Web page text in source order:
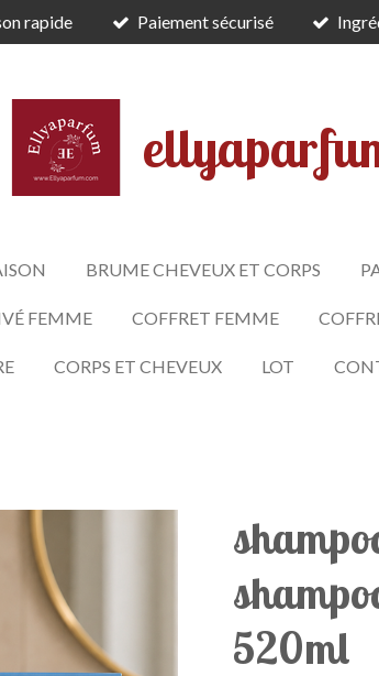
rapide Paiement sécurisé
BRUME CHEVEUX ET CORPS
FEMME COFFRET FEMME
CORPS ET CHEVEUX LOT
520ml